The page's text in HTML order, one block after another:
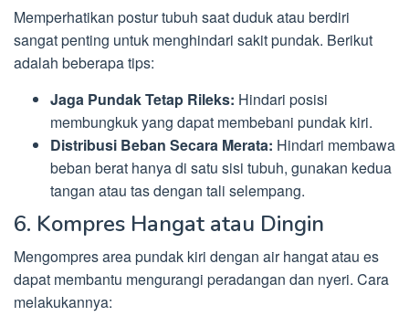
Memperhatikan postur tubuh saat duduk atau berdiri
sangat penting untuk menghindari sakit pundak. Berikut
adalah beberapa tips:
Jaga Pundak Tetap Rileks: Hindari posisi
membungkuk yang dapat membebani pundak kiri.
Distribusi Beban Secara Merata: Hindari membawa
beban berat hanya di satu sisi tubuh, gunakan kedua
tangan atau tas dengan tali selempang.
6. Kompres Hangat atau Dingin
Mengompres area pundak kiri dengan air hangat atau es
dapat membantu mengurangi peradangan dan nyeri. Cara
melakukannya: